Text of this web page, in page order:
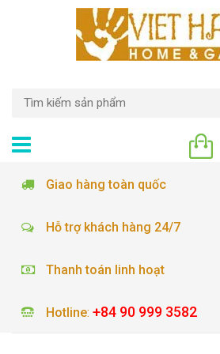
Giao hàng toàn quốc
Hỗ trợ khách hàng 24/7
Thanh toán linh hoạt
Hotline: +84 90 999 3582